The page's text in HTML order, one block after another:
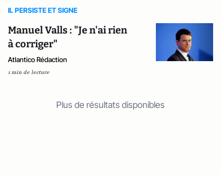
IL PERSISTE ET SIGNE
Manuel Valls : "Je n'ai rien
à corriger"
Atlantico Rédaction
1 min de lecture
Plus de résultats disponibles